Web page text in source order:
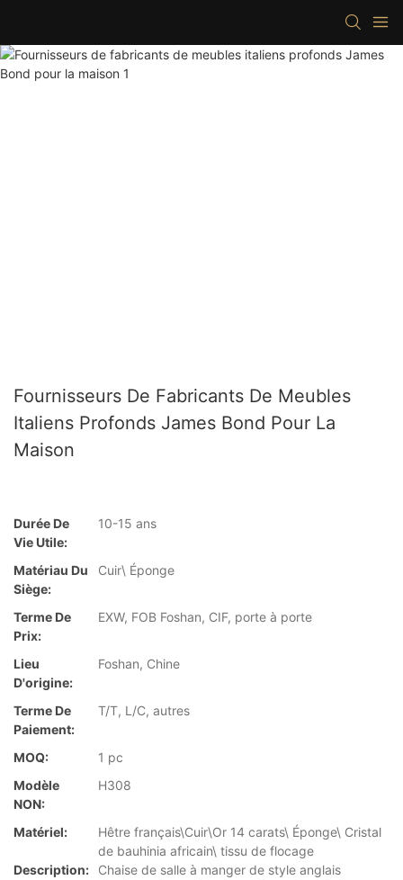
Fournisseurs De Fabricants De Meubles
Italiens Profonds James Bond Pour La
Maison
Durée De
Vie Utile:
10-15 ans
Matériau Du
Siège:
Cuir\ Éponge
Terme De
Prix:
EXW, FOB Foshan, CIF, porte à porte
Lieu
D'origine:
Foshan, Chine
Terme De
Paiement:
T/T, L/C, autres
MOQ:
1 pc
Modèle
NON:
H308
Matériel:
Hêtre français\Cuir\Or 14 carats\ Éponge\ Cristal
de bauhinia africain\ tissu de flocage
Description:
Chaise de salle à manger de style anglais